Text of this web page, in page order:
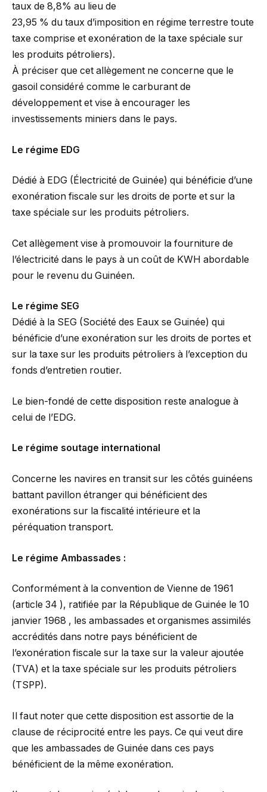
taux de 8,8% au lieu de
23,95 % du taux d’imposition en régime terrestre toute
taxe comprise et exonération de la taxe spéciale sur
les produits pétroliers).
À préciser que cet allègement ne concerne que le
gasoil considéré comme le carburant de
développement et vise à encourager les
investissements miniers dans le pays.
Le régime EDG
Dédié à EDG (Électricité de Guinée) qui bénéficie d’une
exonération fiscale sur les droits de porte et sur la
taxe spéciale sur les produits pétroliers.
Cet allègement vise à promouvoir la fourniture de
l’électricité dans le pays à un coût de KWH abordable
pour le revenu du Guinéen.
Le régime SEG
Dédié à la SEG (Société des Eaux se Guinée) qui
bénéficie d’une exonération sur les droits de portes et
sur la taxe sur les produits pétroliers à l’exception du
fonds d’entretien routier.
Le bien-fondé de cette disposition reste analogue à
celui de l’EDG.
Le régime soutage international
Concerne les navires en transit sur les côtés guinéens
battant pavillon étranger qui bénéficient des
exonérations sur la fiscalité intérieure et la
péréquation transport.
Le régime Ambassades :
Conformément à la convention de Vienne de 1961
(article 34 ), ratifiée par la République de Guinée le 10
janvier 1968 , les ambassades et organismes assimilés
accrédités dans notre pays bénéficient de
l’exonération fiscale sur la taxe sur la valeur ajoutée
(TVA) et la taxe spéciale sur les produits pétroliers
(TSPP).
Il faut noter que cette disposition est assortie de la
clause de réciprocité entre les pays. Ce qui veut dire
que les ambassades de Guinée dans ces pays
bénéficient de la même exonération.